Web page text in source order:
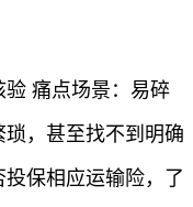
验 痛点场景：易碎
，甚至找不到明确
保相应运输险，了